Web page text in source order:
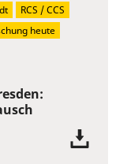
RCS / CCS
heute